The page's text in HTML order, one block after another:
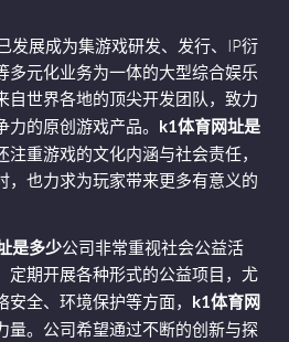
发展成为集游戏研发、发行、IP衍
多元化业务为一体的大型综合娱乐
自世界各地的顶尖开发团队，致力
的原创游戏产品。 k1体育网址是
重游戏的文化内涵与社会责任，
，也力求为玩家带来更多有意义的
是多少公司非常重视社会公益活
定期开展各种形式的公益项目，尤
全、环境保护等方面， k1体育网
量。公司希望通过不断的创新与探